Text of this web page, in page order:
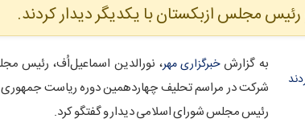
مجلس ازبکستان با یکدیگر دیدار کردند.
به گزارشخبرگزاری مهر، نورالدین اسماعیل‌اُف، رئیس
شرکت در مراسم تحلیف چهاردهمین دوره ریاست جمهوری
رئیس مجلس شورای اسلامی دیدار و گفتگو کرد.